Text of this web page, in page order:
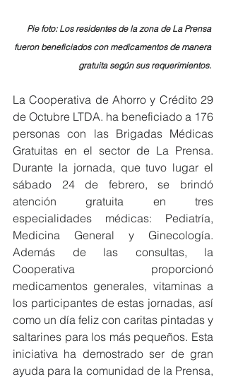
Pie foto: Los residentes de la zona de La Prensa
fueron beneficiados con medicamentos de manera
gratuita según sus requerimientos.
La Cooperativa de Ahorro y Crédito 29
de Octubre LTDA. ha beneficiado a 176
personas con las Brigadas Médicas
Gratuitas en el sector de La Prensa.
Durante la jornada, que tuvo lugar el
sábado 24 de febrero, se brindó
atención gratuita en tres
especialidades médicas: Pediatría,
Medicina General y Ginecología.
Además de las consultas, la
Cooperativa proporcionó
medicamentos generales, vitaminas a
los participantes de estas jornadas, así
como un día feliz con caritas pintadas y
saltarines para los más pequeños. Esta
iniciativa ha demostrado ser de gran
ayuda para la comunidad de la Prensa,